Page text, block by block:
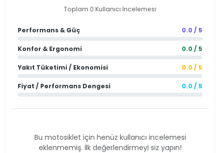
Toplam 0 Kullanıcı İncelemesi
Performans & Güç 0.0 / 5
Konfor & Ergonomi 0.0 / 5
Yakıt Tüketimi / Ekonomisi 0.0 / 5
Fiyat / Performans Dengesi 0.0 / 5
Bu motosiklet için henüz kullanıcı incelemesi
eklenmemiş. İlk değerlendirmeyi siz yapın!